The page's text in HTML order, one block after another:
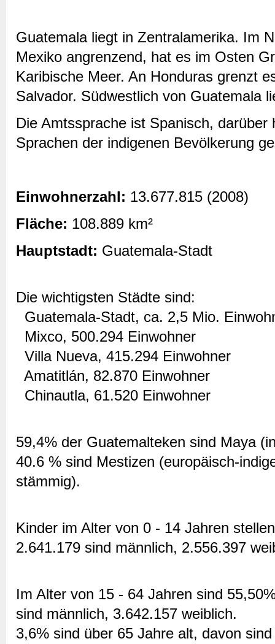
Guatemala liegt in Zentralamerika. Im
Mexiko angrenzend, hat es im Osten
Karibische Meer. An Honduras grenzt
Salvador. Südwestlich von Guatemala
Die Amtssprache ist Spanisch, darüber
Sprachen der indigenen Bevölkerung
Einwohnerzahl: 13.677.815 (2008)
Fläche: 108.889 km²
Hauptstadt: Guatemala-Stadt
Die wichtigsten Städte sind:
Guatemala-Stadt, ca. 2,5 Mio.
Mixco, 500.294 Einwohner
Villa Nueva, 415.294 Einwohner
Amatitlán, 82.870 Einwohner
Chinautla, 61.520 Einwohner
59,4% der Guatemalteken sind Maya
40.6 % sind Mestizen (europäisch-
stämmig).
Kinder im Alter von 0 - 14 Jahren
2.641.179 sind männlich, 2.556.397
Im Alter von 15 - 64 Jahren sind
sind männlich, 3.642.157 weiblich.
3,6% sind über 65 Jahre alt, davon